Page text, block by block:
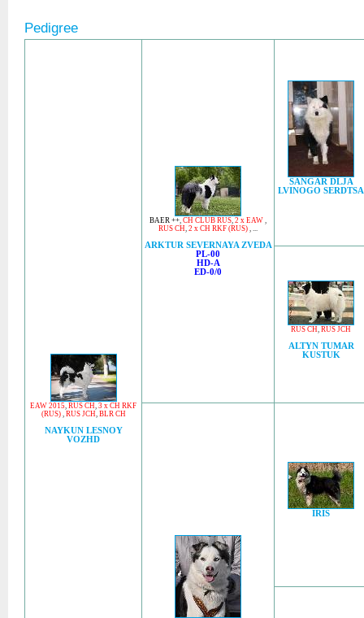
Pedigree
EAW 2015, RUS CH, 3 x CH RKF
(RUS), RUS JCH, BLR CH
NAYKUN LESNOY
VOZHD
BAER ++, CH CLUB RUS, 2 x EAW ,
RUS CH, 2 x CH RKF (RUS) , ...
ARKTUR SEVERNAYA ZVEDA
PL-00
HD-A
ED-0/0
SANGAR DLJA
LVINOGO SERDTSA
RUS CH, RUS JCH
ALTYN TUMAR
KUSTUK
IRIS